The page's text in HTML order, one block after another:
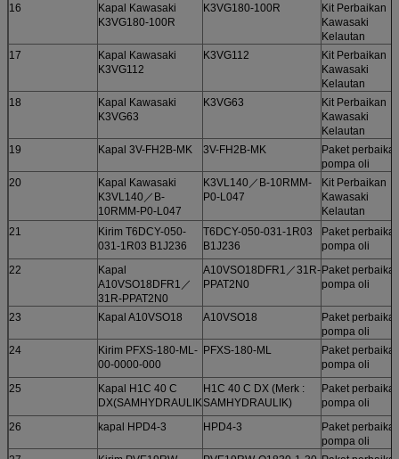
16
Kapal Kawasaki
K3VG180-100R
K3VG180-100R
Kit Perbaikan
Kawasaki
Kelautan
17
Kapal Kawasaki
K3VG112
K3VG112
Kit Perbaikan
Kawasaki
Kelautan
18
Kapal Kawasaki
K3VG63
K3VG63
Kit Perbaikan
Kawasaki
Kelautan
19
Kapal 3V-FH2B-MK 3V-FH2B-MK
Paket
pompa oli
20
Kapal Kawasaki
K3VL140／B-
10RMM-P0-L047
K3VL140／B-10RMM-
P0-L047
Kit Perbaikan
Kawasaki
Kelautan
21
Kirim T6DCY-050-
031-1R03 B1J236
T6DCY-050-031-1R03
B1J236
Paket
pompa oli
22
Kapal
A10VSO18DFR1／
31R-PPAT2N0
A10VSO18DFR1／31R-
PPAT2N0
Paket
pompa oli
23 Kapal A10VSO18 A10VSO18
Paket
pompa oli
24
Kirim PFXS-180-ML-
00-0000-000
PFXS-180-ML
Paket
pompa oli
25
Kapal H1C 40 C
DX(SAMHYDRAULIK
H1C 40 C DX (Merk :
SAMHYDRAULIK)
Paket
pompa oli
26
kapal HPD4-3 HPD4-3
Paket
pompa oli